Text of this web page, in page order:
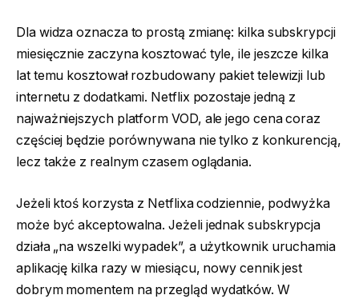
Dla widza oznacza to prostą zmianę: kilka subskrypcji
miesięcznie zaczyna kosztować tyle, ile jeszcze kilka
lat temu kosztował rozbudowany pakiet telewizji lub
internetu z dodatkami. Netflix pozostaje jedną z
najważniejszych platform VOD, ale jego cena coraz
częściej będzie porównywana nie tylko z konkurencją,
lecz także z realnym czasem oglądania.
Jeżeli ktoś korzysta z Netflixa codziennie, podwyżka
może być akceptowalna. Jeżeli jednak subskrypcja
działa „na wszelki wypadek”, a użytkownik uruchamia
aplikację kilka razy w miesiącu, nowy cennik jest
dobrym momentem na przegląd wydatków. W